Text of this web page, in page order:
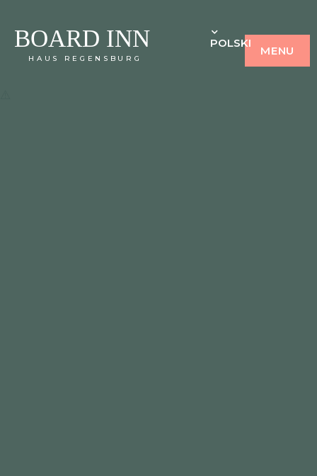
BOARD INN
HAUS REGENSBURG
POLSKI
MENU